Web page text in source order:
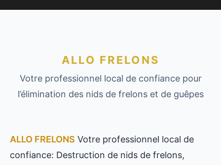
ALLO FRELONS
Votre professionnel local de confiance pour
l’élimination des nids de frelons et de guêpes
ALLO FRELONS Votre professionnel local de
confiance: Destruction de nids de frelons,